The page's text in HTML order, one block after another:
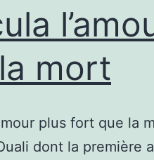
mort
plus fort que la
dont la première